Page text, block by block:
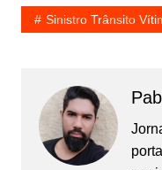
Sinistro Trânsito